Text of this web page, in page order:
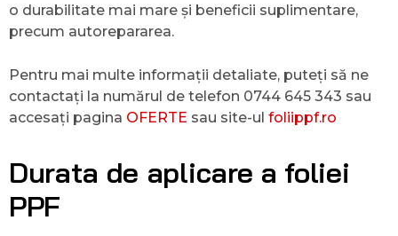
o durabilitate mai mare și beneficii suplimentare,
precum autorepararea.
Pentru mai multe informații detaliate, puteți să ne
contactați la numărul de telefon 0744 645 343 sau
accesați pagina OFERTE sau site-ul foliippf.ro
Durata de aplicare a foliei
PPF